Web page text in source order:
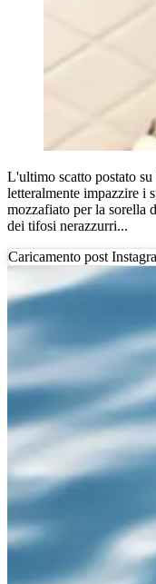
L'ultimo scatto postato
letteralmente impazzire i
mozzafiato per la sorella
dei tifosi nerazzurri...
Caricamento post